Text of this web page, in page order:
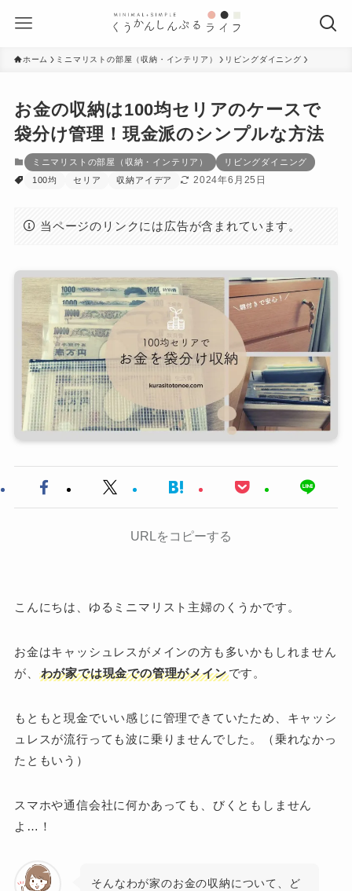
ホーム ミニマリストの部屋（収納・インテリア） リビングダイニング
お金の収納は100均セリアのケースで
袋分け管理！現金派のシンプルな方法
ミニマリストの部屋（収納・インテリア）
リビングダイニング
100均
セリア 収納アイデア 2024年6月25日
当ページのリンクには広告が含まれています。
URLをコピーする
こんにちは、ゆるミニマリスト主婦のくうかです。
お金はキャッシュレスがメインの方も多いかもしれません
が、
わが家では現金での管理がメインです。
もともと現金でいい感じに管理できていたため、キャッシ
ュレスが流行っても波に乗りませんでした。（乗れなかっ
たともいう）
スマホや通信会社に何かあっても、びくともしません
よ…！
そんなわが家のお金の収納について、ど